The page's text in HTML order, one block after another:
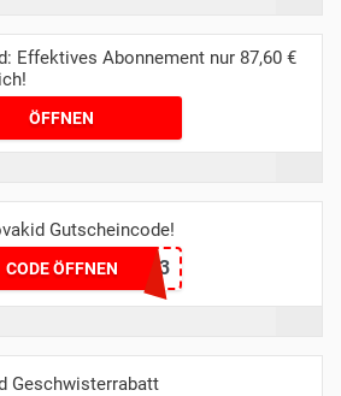
Effektives Abonnement nur 87,60 €
ÖFFNEN
Gutscheincode!
CODE ÖFFNENNEW23
Geschwisterrabatt